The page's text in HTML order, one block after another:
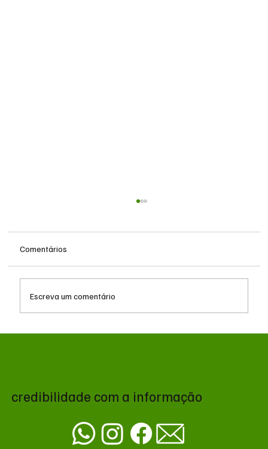
Comentários
Escreva um comentário
credibilidade com a informação